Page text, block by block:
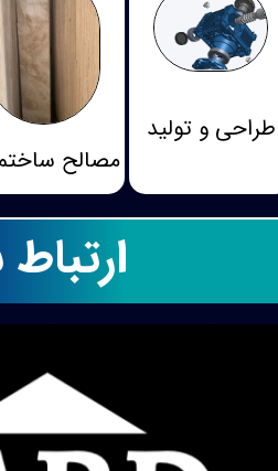
طراحی و تولید
مصالح
ارتباط